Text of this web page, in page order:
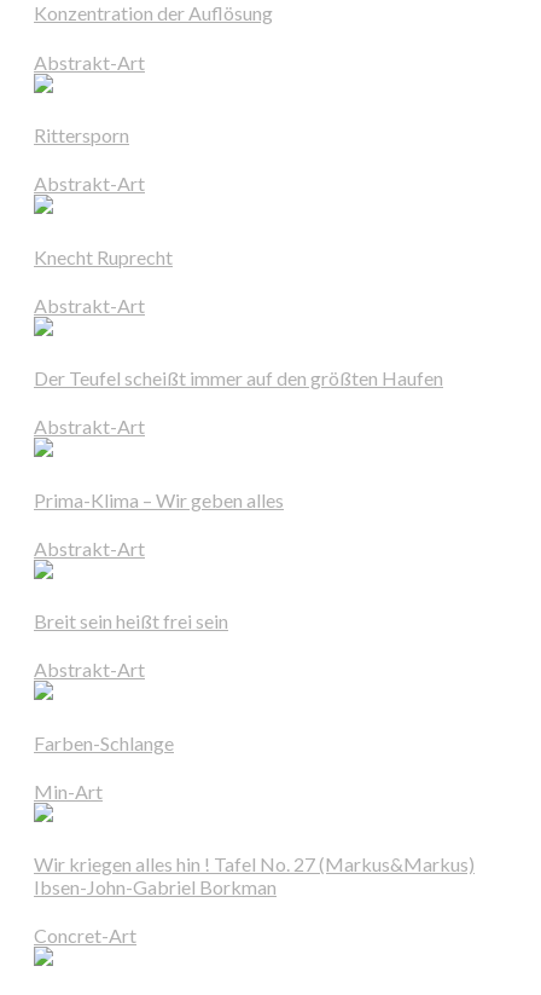
Konzentration der Auflösung
Abstrakt-Art
Rittersporn
Abstrakt-Art
Knecht Ruprecht
Abstrakt-Art
Der Teufel scheißt immer auf den größten Haufen
Abstrakt-Art
Prima-Klima – Wir geben alles
Abstrakt-Art
Breit sein heißt frei sein
Abstrakt-Art
Farben-Schlange
Min-Art
Wir kriegen alles hin ! Tafel No. 27 (Markus&Markus)
Ibsen-John-Gabriel Borkman
Concret-Art